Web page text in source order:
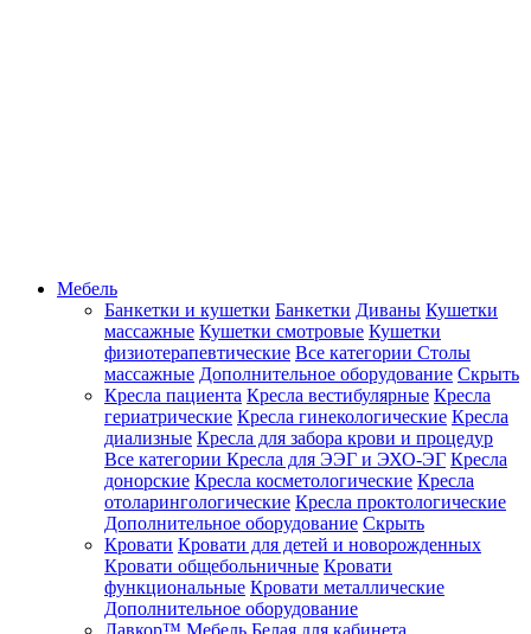
Мебель
Банкетки и кушетки Банкетки Диваны Кушетки
массажные Кушетки смотровые Кушетки
физиотерапевтические Все категории Столы
массажные Дополнительное оборудование Скрыть
Кресла пациента Кресла вестибулярные Кресла
гериатрические Кресла гинекологические Кресла
диализные Кресла для забора крови и процедур
Все категории Кресла для ЭЭГ и ЭХО-ЭГ Кресла
донорские Кресла косметологические Кресла
отоларингологические Кресла проктологические
Дополнительное оборудование Скрыть
Кровати Кровати для детей и новорожденных
Кровати общебольничные Кровати
функциональные Кровати металлические
Дополнительное оборудование
Лавкор™ Мебель Белая для кабинета